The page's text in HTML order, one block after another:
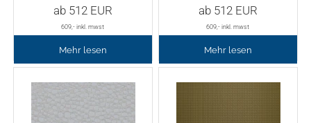
ab 512 EUR
609 ,- inkl. mwst
Mehr lesen
ab 512 EUR
609 ,- inkl. mwst
Mehr lesen